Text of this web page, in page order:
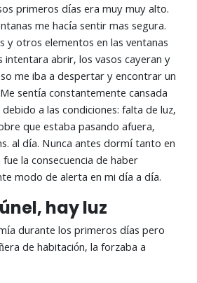
primeros días era muy muy alto.
me hacía sentir mas segura.
y otros elementos en las ventanas
intentara abrir, los vasos cayeran y
me iba a despertar y encontrar un
sentía constantemente cansada
a las condiciones: falta de luz,
que estaba pasando afuera,
al día. Nunca antes dormí tanto en
la consecuencia de haber
modo de alerta en mi día a día.
hay luz
durante los primeros días pero
de habitación, la forzaba a